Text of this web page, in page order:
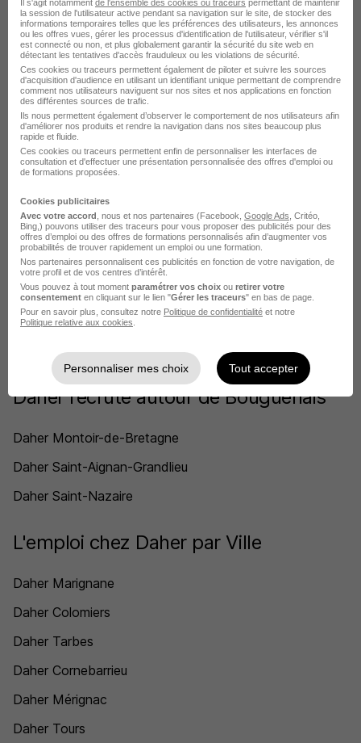
Bouguenais
Entreprise Daher
Emploi Bouguenais
Entreprise Bouguenais
DÉPOSEZ VOTRE CV
Rendez votre CV accessible à l’ensemble des
recruteurs de la CVthèque Hellowork.
Rendre mon CV visible
Daher recrute autour de Bouguenais
Daher Montoir-de-Bretagne
Daher Saint-Aignan-Grandlieu
Daher Saint-Nazaire
L'emploi chez Daher par Ville
Daher Marignane
Daher Colomiers
Daher Tarbes
Daher Cornebarrieu
Daher Mérignac
Daher Tours
Il s'agit notamment de l'ensemble des cookies ou traceurs permettant de maintenir
la session de l'utilisateur active pendant sa navigation sur le site, de stocker des
informations temporaires telles que les préférences des utilisateurs, les annonces
ou les offres vues, gérer les processus d'identification de l'utilisateur, vérifier s'il
est connecté ou non, et plus globalement garantir la sécurité du site web en
détectant les tentatives d'accès frauduleux ou les violations de sécurité.
Ces cookies ou traceurs permettent également de piloter et suivre les sources
d'acquisition d'audience en utilisant un identifiant unique permettant de comprendre
comment nos utilisateurs naviguent sur nos sites et nos applications en fonction
des différentes sources de trafic.
Ils nous permettent également d’observer le comportement de nos utilisateurs afin
d'améliorer nos produits et rendre la navigation dans nos sites beaucoup plus
rapide et fluide.
Ces cookies ou traceurs permettent enfin de personnaliser les interfaces de
consultation et d'effectuer une présentation personnalisée des offres d'emploi ou
de formations proposées.
Cookies publicitaires
Avec votre accord , nous et nos partenaires (Facebook, Google Ads , Critéo,
Bing,) pouvons utiliser des traceurs pour vous proposer des publicités pour des
offres d’emploi ou des offres de formations personnalisés afin d’augmenter vos
probabilités de trouver rapidement un emploi ou une formation.
Nos partenaires personnalisent ces publicités en fonction de votre navigation, de
votre profil et de vos centres d’intérêt.
Vous pouvez à tout moment paramétrer vos choix ou retirer votre
consentement en cliquant sur le lien "Gérer les traceurs" en bas de page.
Pour en savoir plus, consultez notre Politique de confidentialité et notre
Politique relative aux cookies
Personnaliser mes choix Tout accepter